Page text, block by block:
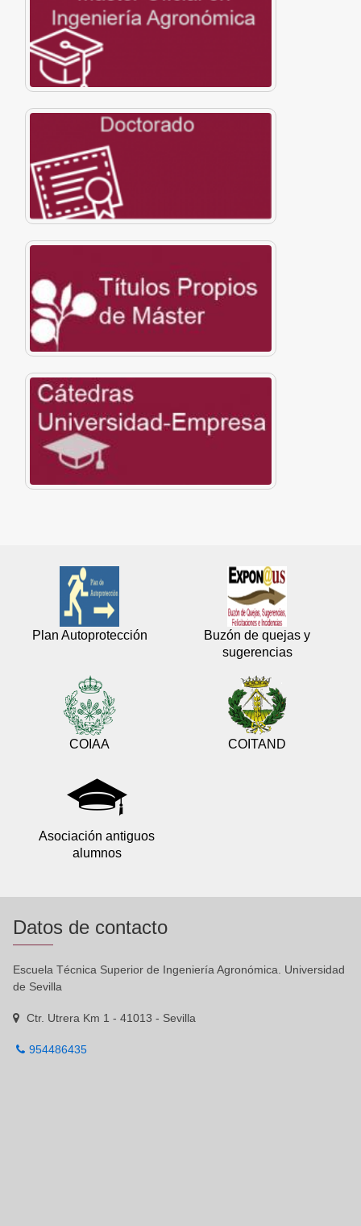
Plan Autoprotección
Buzón de quejas y
sugerencias
COIAA COITAND
Asociación antiguos
alumnos
Datos de contacto
Escuela Técnica Superior de Ingeniería Agronómica. Universidad
de Sevilla
Ctr. Utrera Km 1 - 41013 - Sevilla
954486435